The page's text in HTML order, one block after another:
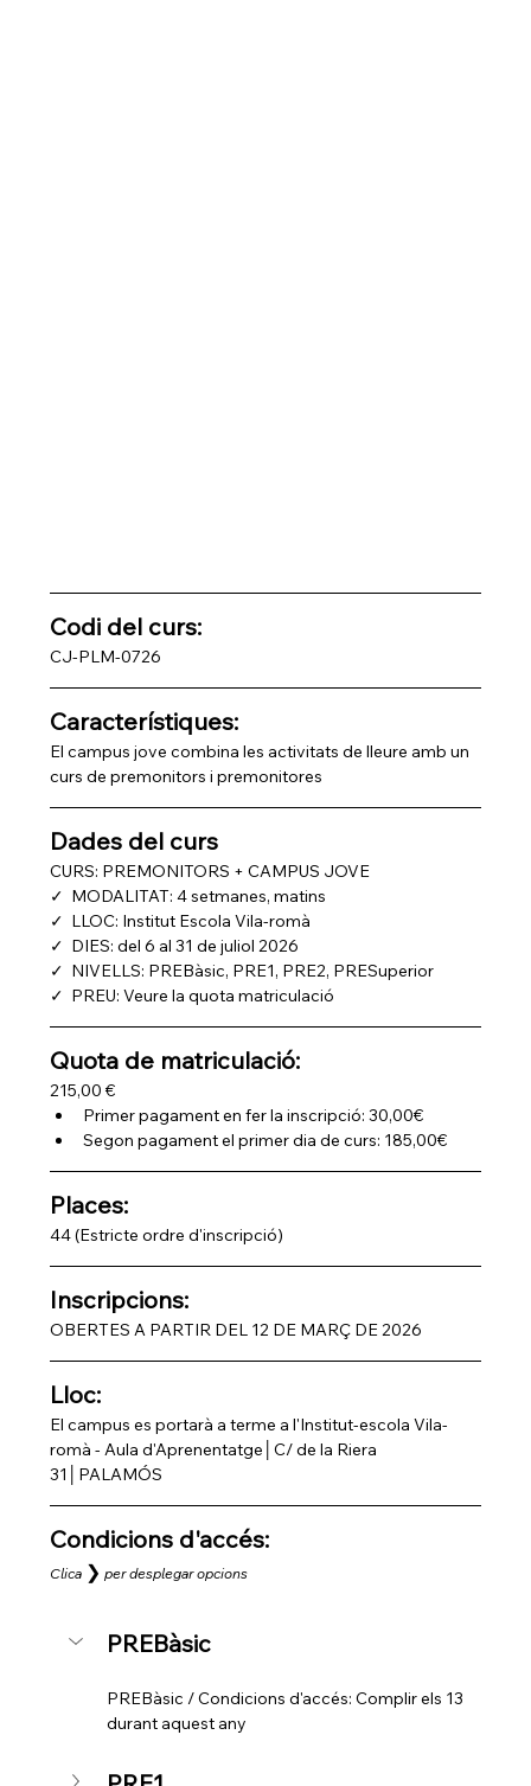
Codi del curs:
CJ-PLM-0726
Característiques:
El campus jove combina les activitats de lleure amb un
curs de premonitors i premonitores
Dades del curs
CURS: PREMONITORS + CAMPUS JOVE
✓  MODALITAT: 4 setmanes, matins
✓  LLOC: Institut Escola Vila-romà
✓  DIES: del 6 al 31 de juliol 2026
✓  NIVELLS: PREBàsic, PRE1, PRE2, PRESuperior
✓  PREU: Veure la quota matriculació
Quota de matriculació:
215,00 €
Primer pagament en fer la inscripció: 30,00€
Segon pagament el primer dia de curs: 185,00€
Places:
44 (Estricte ordre d'inscripció)
Inscripcions:
OBERTES A PARTIR DEL 12 DE MARÇ DE 2026
Lloc:
El campus es portarà a terme a l'Institut-escola Vila-
romà - Aula d'Aprenentatge│C/ de la Riera
31│PALAMÓS
Condicions d'accés:
Clica ❯ per desplegar opcions
PREBàsic
PREBàsic / Condicions d'accés: Complir els 13
durant aquest any